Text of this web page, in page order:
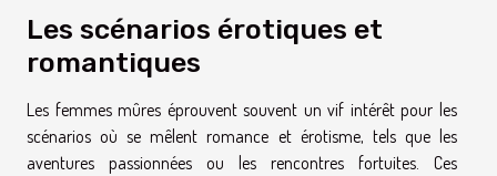
Les scénarios érotiques et
romantiques
Les femmes mûres éprouvent souvent un vif intérêt pour les
scénarios où se mêlent romance et érotisme, tels que les
aventures passionnées ou les rencontres fortuites. Ces